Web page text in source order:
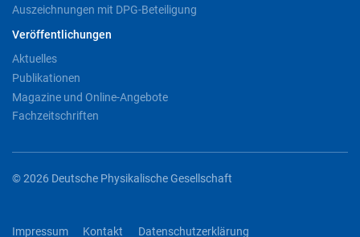
Auszeichnungen mit DPG-Beteiligung
Veröffentlichungen
Aktuelles
Publikationen
Magazine und Online-Angebote
Fachzeitschriften
© 2026 Deutsche Physikalische Gesellschaft
Impressum Kontakt Datenschutzerklärung